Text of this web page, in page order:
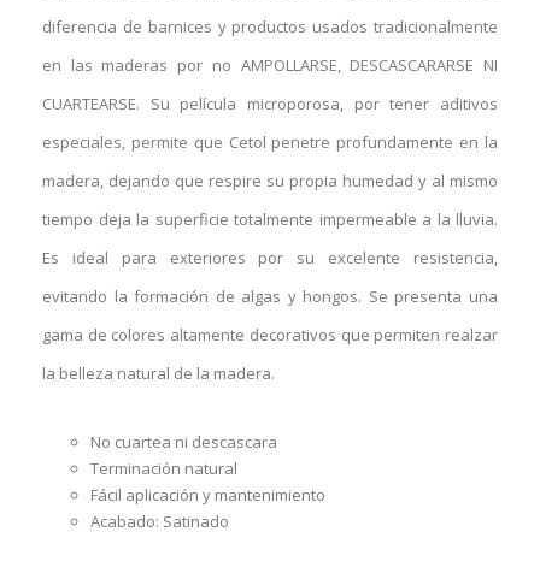
diferencia de barnices y productos usados tradicionalmente
en las maderas por no AMPOLLARSE, DESCASCARARSE NI
CUARTEARSE. Su película microporosa, por tener aditivos
especiales, permite que Cetol penetre profundamente en la
madera, dejando que respire su propia humedad y al mismo
tiempo deja la superficie totalmente impermeable a la lluvia.
Es ideal para exteriores por su excelente resistencia,
evitando la formación de algas y hongos. Se presenta una
gama de colores altamente decorativos que permiten realzar
la belleza natural de la madera.
No cuartea ni descascara
Terminación natural
Fácil aplicación y mantenimiento
Acabado: Satinado